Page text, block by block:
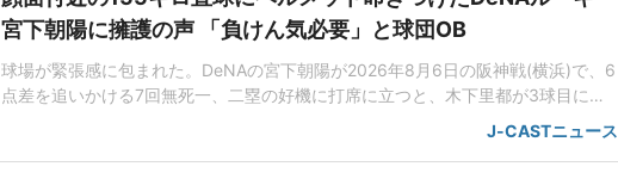
宮下朝陽に擁護の声 「負けん気必要」と球団OB
球場が緊張感に包まれた。DeNAの宮下朝陽が2026年8月6日の阪神戦(横浜)で、6
点差を追いかける7回無死一、二塁の好機に打席に立つと、木下里都が3球目に投
じた155キロ直球が顔面付近へ。もんどり打ってよけた宮下は怒りの表情を見せて
ヘルメットを叩きつけた。「熱くなってしまった部分があったのでしょう」前日5
J-CASTニュース